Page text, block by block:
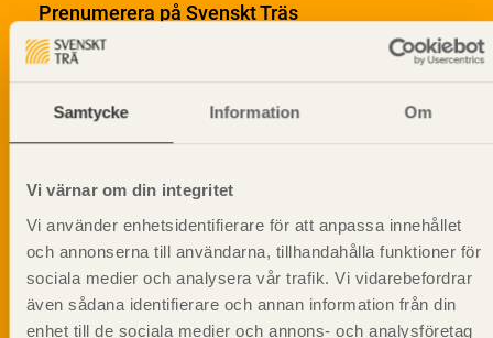
Samtycke Information Om
Vi värnar om din integritet
Vi använder enhetsidentifierare för att anpassa innehållet
och annonserna till användarna, tillhandahålla funktioner för
sociala medier och analysera vår trafik. Vi vidarebefordrar
även sådana identifierare och annan information från din
enhet till de sociala medier och annons- och analysföretag
Prenumerera på Svenskt Träs
informationsutskick!